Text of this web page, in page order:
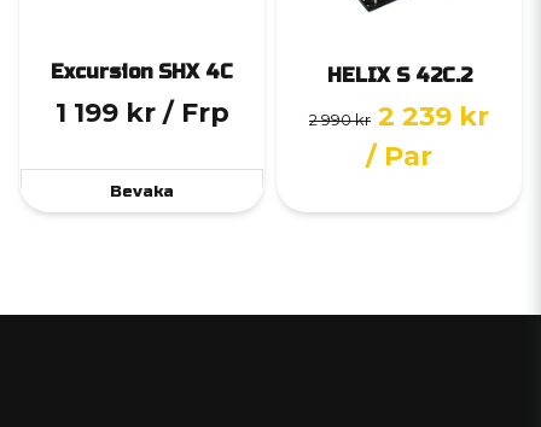
Excursion SHX 4C
1 199 kr / Frp
Bevaka
HELIX S 42C.2
2 990 kr 2 239 kr
/ Par